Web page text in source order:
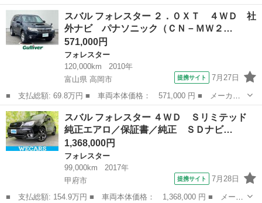
名： スバル ■ 車種名： フォレスター ■ グレード名： ＸＴ－
エディション アイサイト ■ 排気量： 1800cc ■ ドア枚数： 5...
山梨 甲府市
スバル フォレスター ２．０ＸＴ ４ＷＤ 社
外ナビ パナソニック（ＣＮ－ＭＷ２…
571,000円
フォレスター
120,000km
2010年
富山県 高岡市
提携サイト 7月27日
■ 支払総額: 69.8万円 ■ 車両本体価格： 571,000 円 ■ メーカー
名： スバル ■ 車種名： フォレスター ■ グレード名： ２．０
ＸＴ ４ＷＤ 社外ナビ パナソニック（ＣＮ－ＭＷ２００Ｄ） Ａ
Ｍ・ＦＭ／ワ...
富山 高岡市
スバル フォレスター ４ＷＤ Ｓリミテッド
純正エアロ／保証書／純正 ＳＤナビ…
1,368,000円
フォレスター
99,000km
2017年
甲府市
提携サイト 7月28日
■ 支払総額: 154.9万円 ■ 車両本体価格： 1,368,000 円 ■ メーカ